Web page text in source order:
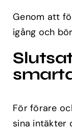
Genom att
igång och
För förare
sina intäkter